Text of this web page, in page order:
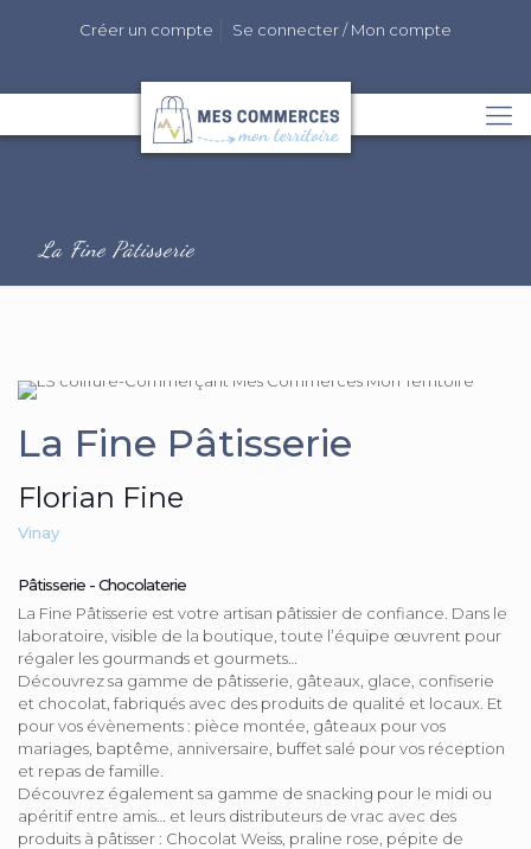
Créer un compte Se connecter / Mon compte
La Fine Pâtisserie
La Fine Pâtisserie
Florian Fine
Vinay
Pâtisserie - Chocolaterie
La Fine Pâtisserie est votre artisan pâtissier de confiance. Dans le
laboratoire, visible de la boutique, toute l’équipe œuvrent pour
régaler les gourmands et gourmets…
Découvrez sa gamme de pâtisserie, gâteaux, glace, confiserie
et chocolat, fabriqués avec des produits de qualité et locaux. Et
pour vos évènements : pièce montée, gâteaux pour vos
mariages, baptême, anniversaire, buffet salé pour vos réception
et repas de famille.
Découvrez également sa gamme de snacking pour le midi ou
apéritif entre amis… et leurs distributeurs de vrac avec des
produits à pâtisser : Chocolat Weiss, praline rose, pépite de